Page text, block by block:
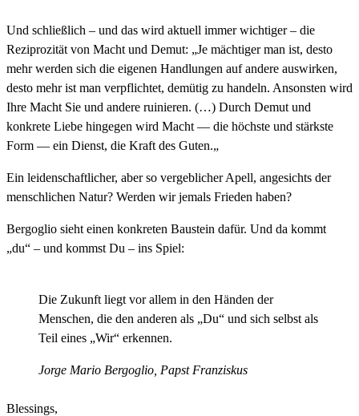
Und schließlich – und das wird aktuell immer wichtiger – die
Reziprozität von Macht und Demut: „Je mächtiger man ist, desto
mehr werden sich die eigenen Handlungen auf andere auswirken,
desto mehr ist man verpflichtet, demütig zu handeln. Ansonsten wird
Ihre Macht Sie und andere ruinieren. (…) Durch Demut und
konkrete Liebe hingegen wird Macht — die höchste und stärkste
Form — ein Dienst, die Kraft des Guten.„
Ein leidenschaftlicher, aber so vergeblicher Apell, angesichts der
menschlichen Natur? Werden wir jemals Frieden haben?
Bergoglio sieht einen konkreten Baustein dafür. Und da kommt
„du“ – und kommst Du – ins Spiel:
Die Zukunft liegt vor allem in den Händen der
Menschen, die den anderen als „Du“ und sich selbst als
Teil eines „Wir“ erkennen.
Jorge Mario Bergoglio, Papst Franziskus
Blessings,